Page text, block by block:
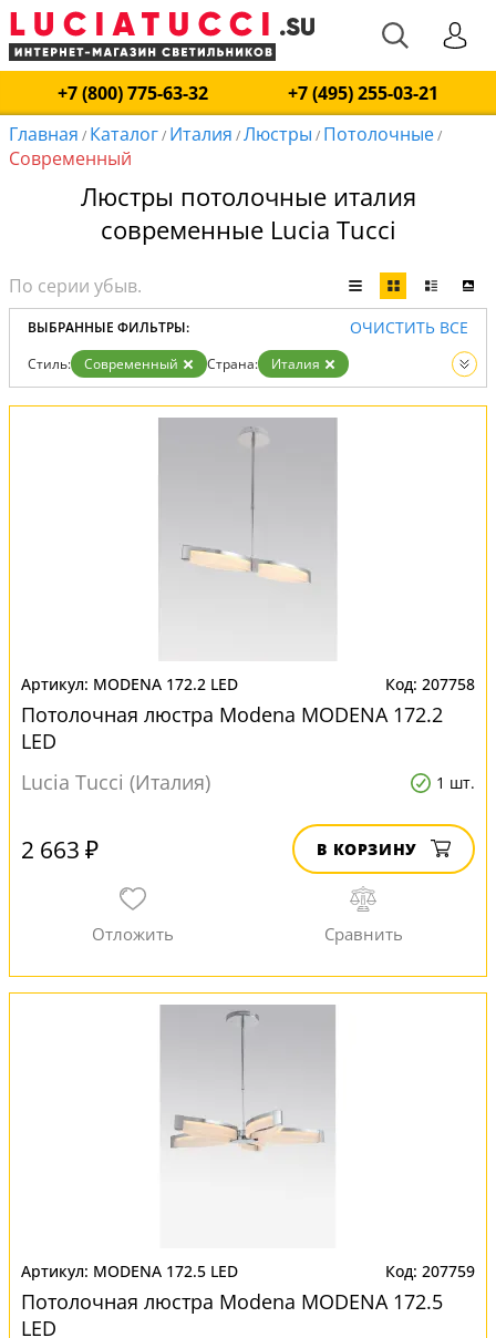
+7 (800) 775-63-32
+7 (495) 255-03-21
Главная / Каталог/ Италия /Люстры / Потолочные/
Современный
Люстры потолочные италия
современные Lucia Tucci
ВЫБРАННЫЕ ФИЛЬТРЫ: ОЧИСТИТЬ ВСЕ
Стиль: Современный Страна:
Италия
Тип:
Потолочные Вид: Люстры
MODENA 172.2 LED 207758
Потолочная люстра Modena MODENA 172.2
LED
Lucia Tucci (Италия)
1 шт.
2 663 ₽ В КОРЗИНУ
MODENA 172.5 LED 207759
Потолочная люстра Modena MODENA 172.5
LED